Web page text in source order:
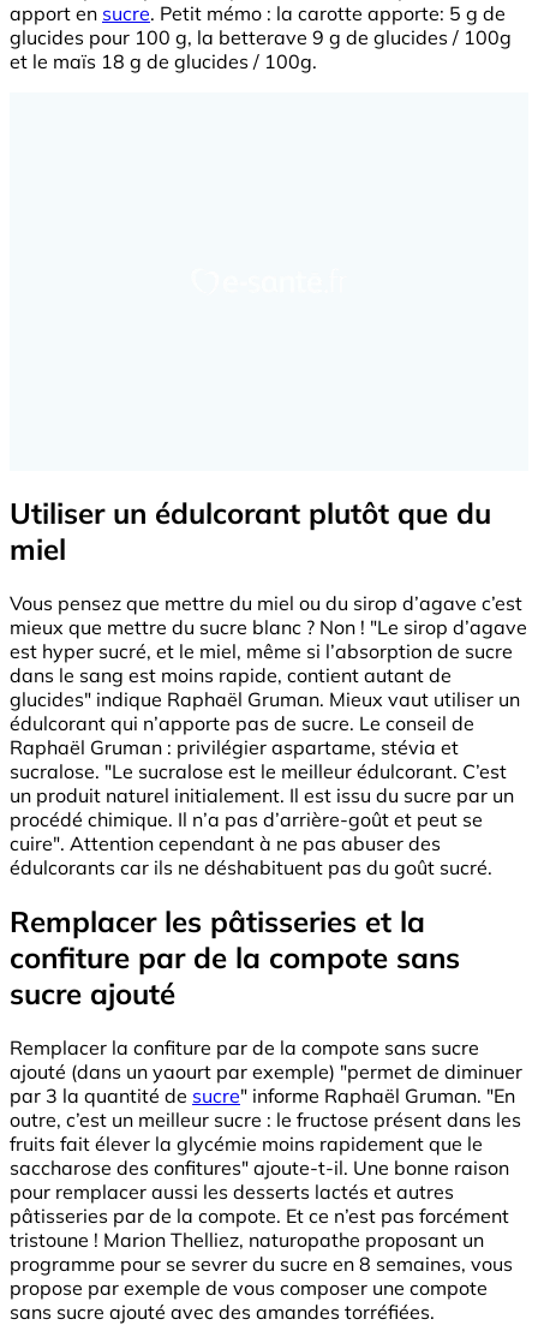
apport en sucre. Petit mémo : la carotte apporte: 5 g de
glucides pour 100 g, la betterave 9 g de glucides / 100g
et le maïs 18 g de glucides / 100g.
Utiliser un édulcorant plutôt que du
miel
Vous pensez que mettre du miel ou du sirop d’agave c’est
mieux que mettre du sucre blanc ? Non ! "Le sirop d’agave
est hyper sucré, et le miel, même si l’absorption de sucre
dans le sang est moins rapide, contient autant de
glucides" indique Raphaël Gruman. Mieux vaut utiliser un
édulcorant qui n’apporte pas de sucre. Le conseil de
Raphaël Gruman : privilégier aspartame, stévia et
sucralose. "Le sucralose est le meilleur édulcorant. C’est
un produit naturel initialement. Il est issu du sucre par un
procédé chimique. Il n’a pas d’arrière-goût et peut se
cuire". Attention cependant à ne pas abuser des
édulcorants car ils ne déshabituent pas du goût sucré.
Remplacer les pâtisseries et la
confiture par de la compote sans
sucre ajouté
Remplacer la confiture par de la compote sans sucre
ajouté (dans un yaourt par exemple) "permet de diminuer
par 3 la quantité de sucre" informe Raphaël Gruman. "En
outre, c’est un meilleur sucre : le fructose présent dans les
fruits fait élever la glycémie moins rapidement que le
saccharose des confitures" ajoute-t-il. Une bonne raison
pour remplacer aussi les desserts lactés et autres
pâtisseries par de la compote. Et ce n’est pas forcément
tristoune ! Marion Thelliez, naturopathe proposant un
programme pour se sevrer du sucre en 8 semaines, vous
propose par exemple de vous composer une compote
sans sucre ajouté avec des amandes torréfiées.